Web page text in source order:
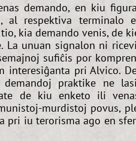
demando, en kiu
al respektiva terminalo
kia demando venis, de
La unuan signalon ni
sufiĉis por
interesiĝanta pri Alvico.
praktike ne
de kiu enketo ili
murdistoj povus,
pri iu terorisma ago en